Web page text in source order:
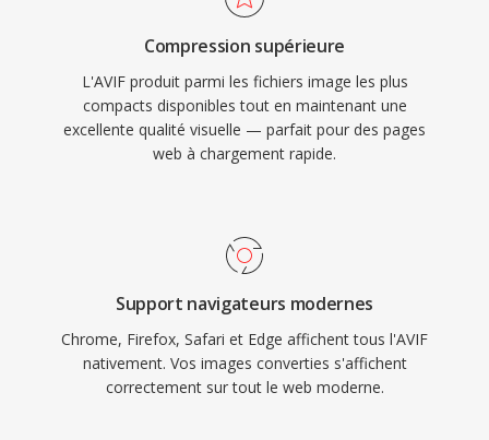
Compression supérieure
L'AVIF produit parmi les fichiers image les plus
compacts disponibles tout en maintenant une
excellente qualité visuelle — parfait pour des pages
web à chargement rapide.
Support navigateurs modernes
Chrome, Firefox, Safari et Edge affichent tous l'AVIF
nativement. Vos images converties s'affichent
correctement sur tout le web moderne.